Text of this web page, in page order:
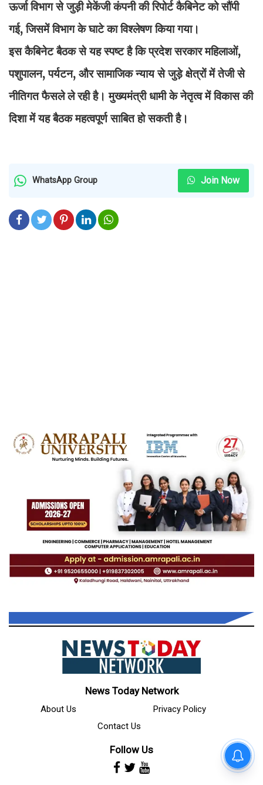
ऊर्जा विभाग से जुड़ी मेकेंजी कंपनी की रिपोर्ट कैबिनेट को सौंपी
गई, जिसमें विभाग के घाटे का विश्लेषण किया गया।
इस कैबिनेट बैठक से यह स्पष्ट है कि प्रदेश सरकार महिलाओं,
पशुपालन, पर्यटन, और सामाजिक न्याय से जुड़े क्षेत्रों में तेजी से
नीतिगत फैसले ले रही है। मुख्यमंत्री धामी के नेतृत्व में विकास की
दिशा में यह बैठक महत्वपूर्ण साबित हो सकती है।
WhatsApp Group Join Now
News Today Network
About Us
Privacy Policy
Contact Us
Follow Us